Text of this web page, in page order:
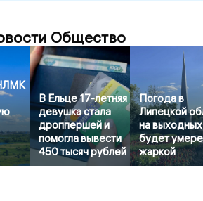
Общество
В Ельце 17-летняя
девушка стала
дроппершей и
помогла вывести
450 тысяч рублей
Погода в
Липецкой
на выходных
будет
жаркой